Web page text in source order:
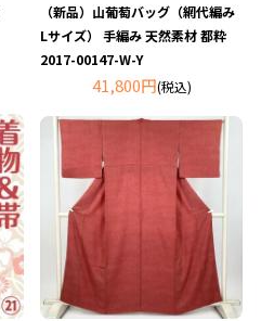
（新品）山葡萄バッグ（網代編み
Lサイズ） 手編み 天然素材 都粋
2017-00147-W-Y
41,800円(税込)